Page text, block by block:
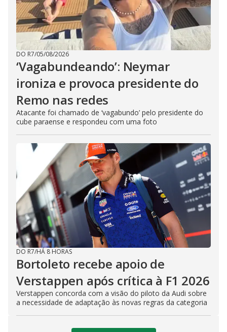
DO R7/05/08/2026
‘Vagabundeando’: Neymar
ironiza e provoca presidente do
Remo nas redes
Atacante foi chamado de ‘vagabundo’ pelo presidente do
cube paraense e respondeu com uma foto
DO R7/HÁ 8 HORAS
Bortoleto recebe apoio de
Verstappen após crítica à F1 2026
Verstappen concorda com a visão do piloto da Audi sobre
a necessidade de adaptação às novas regras da categoria